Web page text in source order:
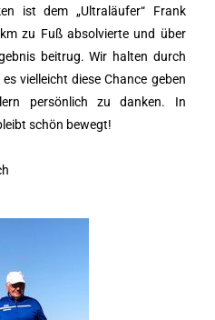
ist dem „Ultraläufer“ Frank
zu Fuß absolvierte und über
beitrug. Wir halten durch
vielleicht diese Chance geben
persönlich zu danken. In
schön bewegt!